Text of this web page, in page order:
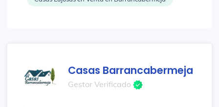
Casas Barrancabermeja
Gestor Verificado